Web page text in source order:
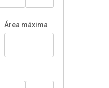
Área máxima